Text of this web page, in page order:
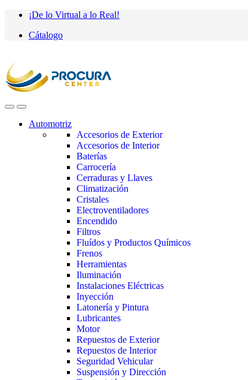
Saltar
navegación
saltar
contenido
¡De lo Virtual a lo Real!
Cátalogo
Automotriz
Accesorios de Exterior
Accesorios de Interior
Baterías
Carrocería
Cerraduras y Llaves
Climatización
Cristales
Electroventiladores
Encendido
Filtros
Fluídos y Productos Químicos
Frenos
Herramientas
Iluminación
Instalaciones Eléctricas
Inyección
Latonería y Pintura
Lubricantes
Motor
Repuestos de Exterior
Repuestos de Interior
Seguridad Vehicular
Suspensión y Dirección